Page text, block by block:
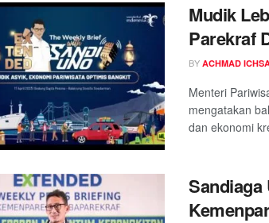
Mudik
Parekraf
BY ACHMAD
Menteri
mengatakan
dan ekonomi
Sandiaga